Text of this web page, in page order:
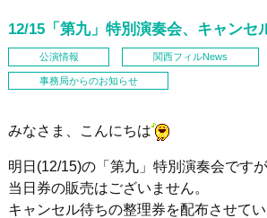
12/15「第九」特別演奏会、キャンセ
公演情報 関西フィルNews
事務局からのお知らせ
みなさま、こんにちは
明日(12/15)の「第九」特別演奏会ですが
当日券の販売はございません。
キャンセル待ちの整理券を配布させてい